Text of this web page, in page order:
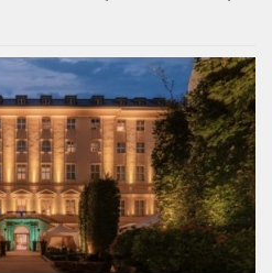
s konceptem Taste
Prahy dostává nový